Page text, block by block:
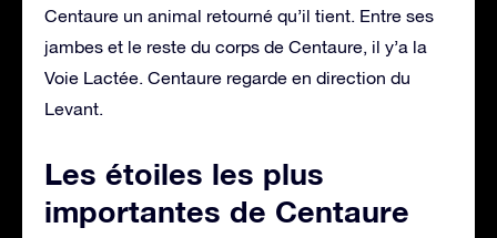
Centaure un animal retourné qu’il tient. Entre ses
jambes et le reste du corps de Centaure, il y’a la
Voie Lactée. Centaure regarde en direction du
Levant.
Les étoiles les plus
importantes de Centaure